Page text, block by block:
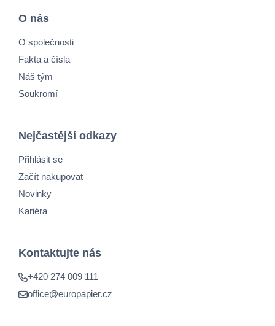
O nás
O společnosti
Fakta a čísla
Náš tým
Soukromí
Nejčastější odkazy
Přihlásit se
Začít nakupovat
Novinky
Kariéra
Kontaktujte nás
+420 274 009 111
office@europapier.cz